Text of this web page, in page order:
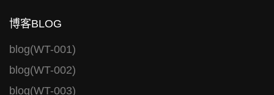
博客BLOG
blog(WT-001)
blog(WT-002)
blog(WT-003)